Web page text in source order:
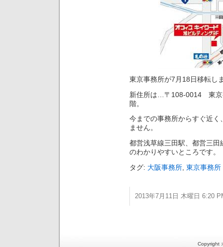
東京事務所が7月18日移転し
新住所は…〒108-0014 東
階。
今までの事務所からすぐ近
ません。
都営浅草線三田駅、都営三
のわかりやすいところです。
タグ: 大阪事務所 東京事務所
2013年7月11日 木曜日 6:20
Copyright